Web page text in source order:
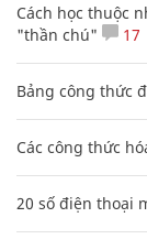
Cách học thuộc
"thần chú"
17
Bảng công thức
Các công thức
20 số điện thoại